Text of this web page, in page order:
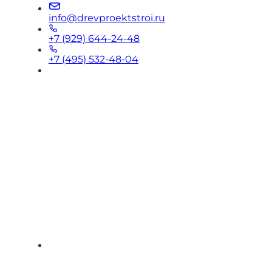
info@drevproektstroi.ru
+7 (929) 644-24-48
+7 (495) 532-48-04